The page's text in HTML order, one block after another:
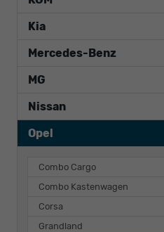
Kia
Mercedes-Benz
MG
Nissan
Opel
Combo Cargo
Combo Kastenwagen
Corsa
Grandland